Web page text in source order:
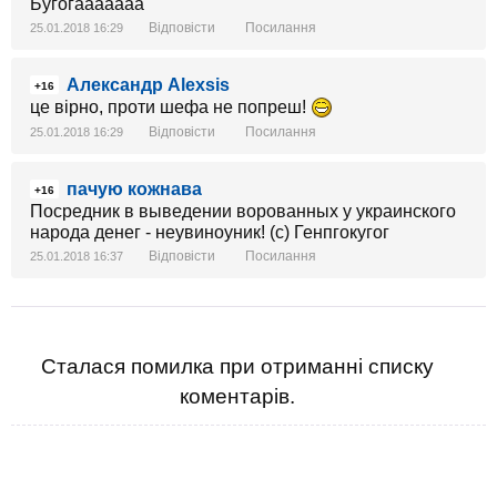
Бугогааааааа
25.01.2018 16:29 Відповісти Посилання
+16
Aлександр Alexsis
це вірно, проти шефа не попреш!
25.01.2018 16:29 Відповісти Посилання
+16
пачую кожнава
Посредник в выведении ворованных у украинского
народа денег - неувиноуник! (с) Генпгокугог
25.01.2018 16:37 Відповісти Посилання
Сталася помилка при отриманні списку
коментарів.